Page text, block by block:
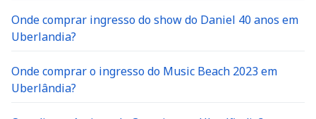
Onde comprar ingresso do show do Daniel 40 anos em
Uberlandia?
Onde comprar o ingresso do Music Beach 2023 em
Uberlândia?